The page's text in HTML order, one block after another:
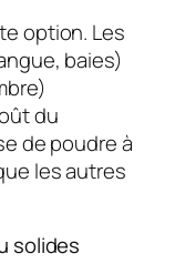
option. Les
baies)
du
de poudre à
les autres
solides